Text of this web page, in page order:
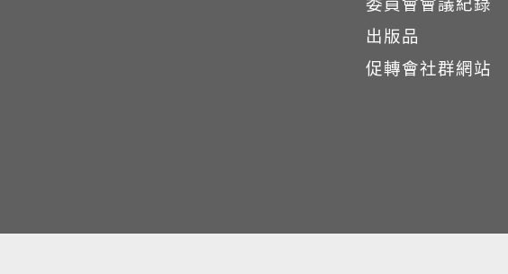
委員會會議紀錄
出版品
促轉會社群網站